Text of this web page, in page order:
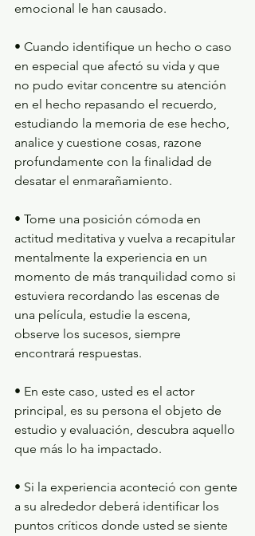
emocional le han causado.
• Cuando identifique un hecho o caso
en especial que afectó su vida y que
no pudo evitar concentre su atención
en el hecho repasando el recuerdo,
estudiando la memoria de ese hecho,
analice y cuestione cosas, razone
profundamente con la finalidad de
desatar el enmarañamiento.
• Tome una posición cómoda en
actitud meditativa y vuelva a recapitular
mentalmente la experiencia en un
momento de más tranquilidad como si
estuviera recordando las escenas de
una película, estudie la escena,
observe los sucesos, siempre
encontrará respuestas.
• En este caso, usted es el actor
principal, es su persona el objeto de
estudio y evaluación, descubra aquello
que más lo ha impactado.
• Si la experiencia aconteció con gente
a su alrededor deberá identificar los
puntos críticos donde usted se siente